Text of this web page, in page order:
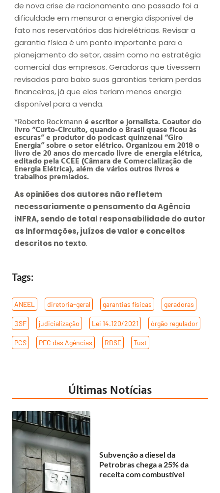
de nova crise de racionamento ano passado foi a
dificuldade em mensurar a energia disponível de
fato nos reservatórios das hidrelétricas. Revisar a
garantia física é um ponto importante para o
planejamento do setor, assim como na estratégia
comercial das empresas. Geradoras que tivessem
revisadas para baixo suas garantias teriam perdas
financeiras, já que elas teriam menos energia
disponível para a venda.
*Roberto Rockmann é escritor e jornalista. Coautor do
livro “Curto-Circuito, quando o Brasil quase ficou às
escuras” e produtor do podcast quinzenal “Giro
Energia” sobre o setor elétrico. Organizou em 2018 o
livro de 20 anos do mercado livre de energia elétrica,
editado pela CCEE (Câmara de Comercialização de
Energia Elétrica), além de vários outros livros e
trabalhos premiados.
As opiniões dos autores não refletem
necessariamente o pensamento da Agência
iNFRA, sendo de total responsabilidade do autor
as informações, juízos de valor e conceitos
descritos no texto.
Tags:
ANEEL diretoria-geral garantias físicas geradoras
GSF judicialização Lei 14.120/2021 órgão regulador
PCS PEC das Agências RBSE Tust
Últimas Notícias
Subvenção a diesel da
Petrobras chega a 25% da
receita com combustível